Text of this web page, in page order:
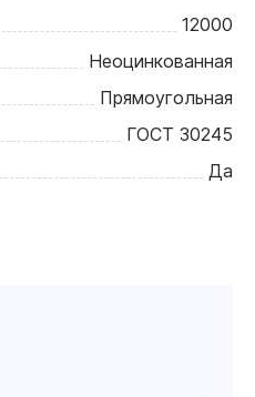
12000
Неоцинкованная
Прямоугольная
ГОСТ 30245
Да